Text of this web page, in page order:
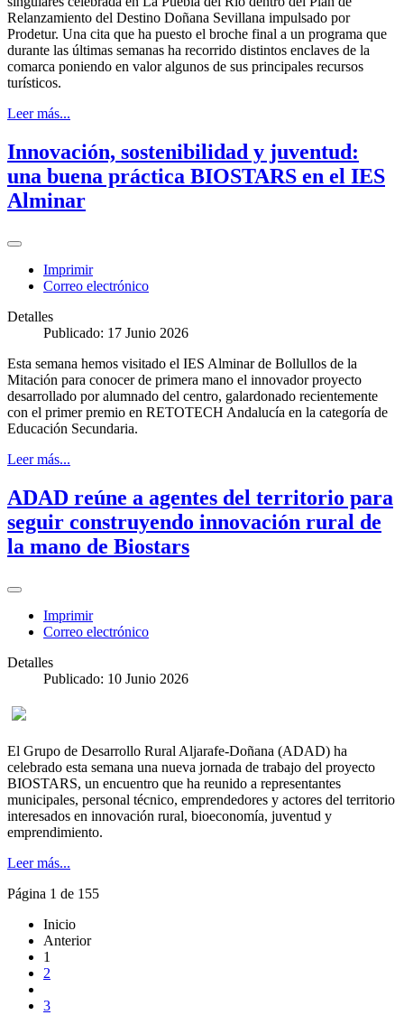
Relanzamiento del Destino Doñana Sevillana impulsado por
Prodetur. Una cita que ha puesto el broche final a un programa que
durante las últimas semanas ha recorrido distintos enclaves de la
comarca poniendo en valor algunos de sus principales recursos
turísticos.
Leer más...
Innovación, sostenibilidad y juventud:
una buena práctica BIOSTARS en el IES
Alminar
Imprimir
Correo electrónico
Detalles
Publicado: 17 Junio 2026
Esta semana hemos visitado el IES Alminar de Bollullos de la
Mitación para conocer de primera mano el innovador proyecto
desarrollado por alumnado del centro, galardonado recientemente
con el primer premio en RETOTECH Andalucía en la categoría de
Educación Secundaria.
Leer más...
ADAD reúne a agentes del territorio para
seguir construyendo innovación rural de
la mano de Biostars
Imprimir
Correo electrónico
Detalles
Publicado: 10 Junio 2026
El Grupo de Desarrollo Rural Aljarafe-Doñana (ADAD) ha
celebrado esta semana una nueva jornada de trabajo del proyecto
BIOSTARS, un encuentro que ha reunido a representantes
municipales, personal técnico, emprendedores y actores del territorio
interesados en innovación rural, bioeconomía, juventud y
emprendimiento.
Leer más...
Página 1 de 155
Inicio
Anterior
1
2
3